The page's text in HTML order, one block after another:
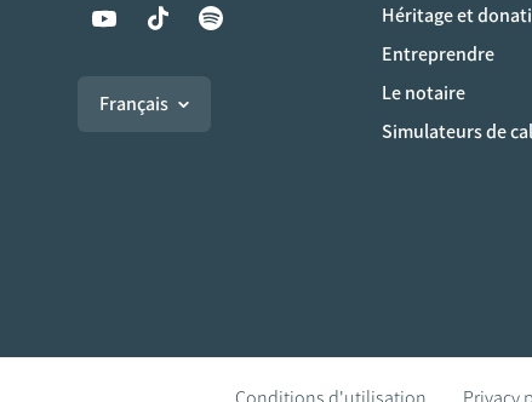
Français
Héritage et
Entreprendre
Le notaire
Simulateurs de